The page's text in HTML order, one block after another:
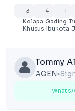
3 4 1
Kelapa Gading
Khusus Ibukota
Tommy
AGEN lens